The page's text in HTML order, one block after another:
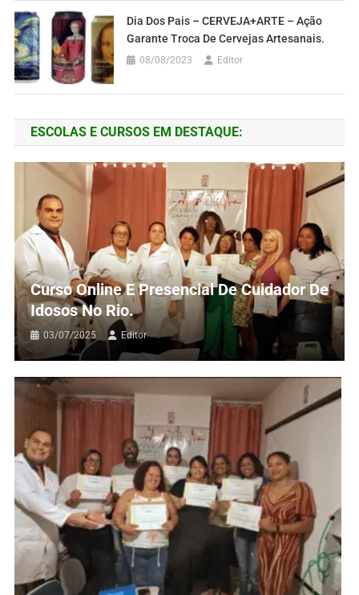
Dia Dos Pais – CERVEJA+ARTE – Ação
Garante Troca De Cervejas Artesanais.
08/08/2023 Editor
ESCOLAS E CURSOS EM DESTAQUE:
Curso Online E Presencial De Cuidador De
Idosos No Rio.
03/07/2025 Editor